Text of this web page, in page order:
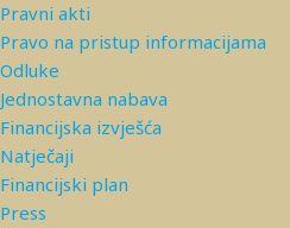
Pravni akti
Pravo na pristup informacijama
Odluke
Jednostavna nabava
Financijska izvješća
Natječaji
Financijski plan
Press